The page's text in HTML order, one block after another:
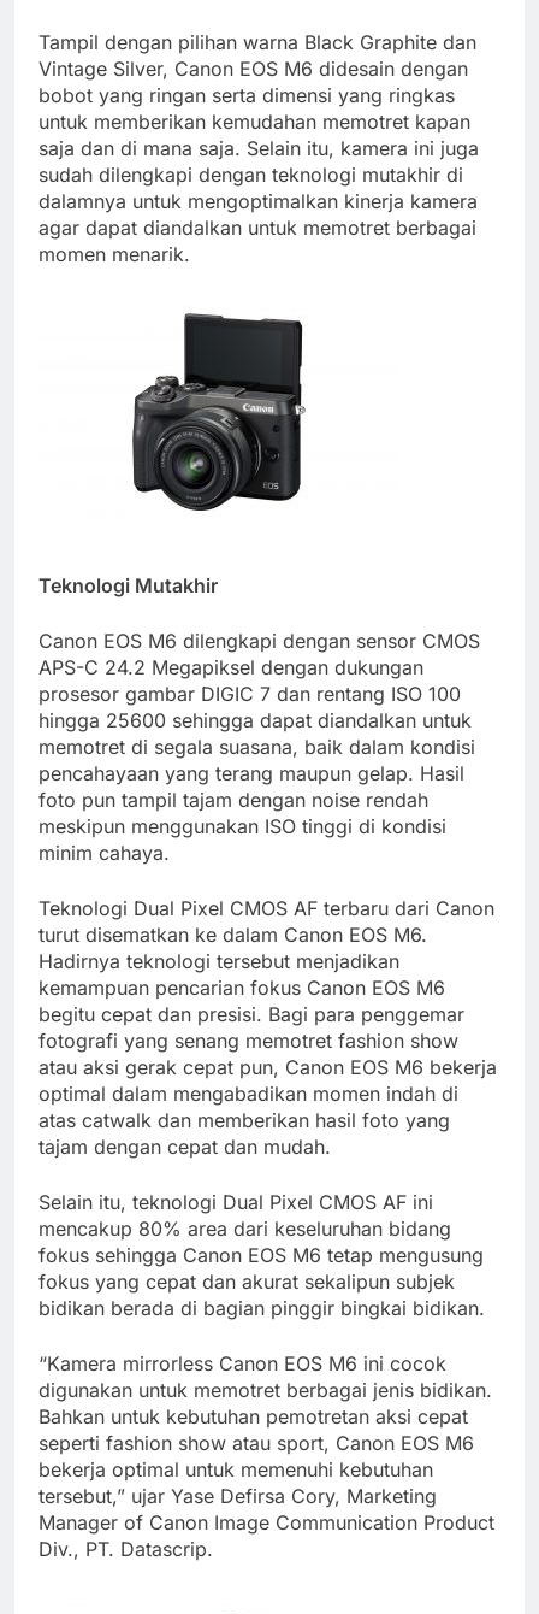
Tampil dengan pilihan warna Black Graphite dan
Vintage Silver, Canon EOS M6 didesain dengan
bobot yang ringan serta dimensi yang ringkas
untuk memberikan kemudahan memotret kapan
saja dan di mana saja. Selain itu, kamera ini juga
sudah dilengkapi dengan teknologi mutakhir di
dalamnya untuk mengoptimalkan kinerja kamera
agar dapat diandalkan untuk memotret berbagai
momen menarik.
Teknologi Mutakhir
Canon EOS M6 dilengkapi dengan sensor CMOS
APS-C 24.2 Megapiksel dengan dukungan
prosesor gambar DIGIC 7 dan rentang ISO 100
hingga 25600 sehingga dapat diandalkan untuk
memotret di segala suasana, baik dalam kondisi
pencahayaan yang terang maupun gelap. Hasil
foto pun tampil tajam dengan noise rendah
meskipun menggunakan ISO tinggi di kondisi
minim cahaya.
Teknologi Dual Pixel CMOS AF terbaru dari Canon
turut disematkan ke dalam Canon EOS M6.
Hadirnya teknologi tersebut menjadikan
kemampuan pencarian fokus Canon EOS M6
begitu cepat dan presisi. Bagi para penggemar
fotografi yang senang memotret fashion show
atau aksi gerak cepat pun, Canon EOS M6 bekerja
optimal dalam mengabadikan momen indah di
atas catwalk dan memberikan hasil foto yang
tajam dengan cepat dan mudah.
Selain itu, teknologi Dual Pixel CMOS AF ini
mencakup 80% area dari keseluruhan bidang
fokus sehingga Canon EOS M6 tetap mengusung
fokus yang cepat dan akurat sekalipun subjek
bidikan berada di bagian pinggir bingkai bidikan.
“Kamera mirrorless Canon EOS M6 ini cocok
digunakan untuk memotret berbagai jenis bidikan.
Bahkan untuk kebutuhan pemotretan aksi cepat
seperti fashion show atau sport, Canon EOS M6
bekerja optimal untuk memenuhi kebutuhan
tersebut,” ujar Yase Defirsa Cory, Marketing
Manager of Canon Image Communication Product
Div., PT. Datascrip.